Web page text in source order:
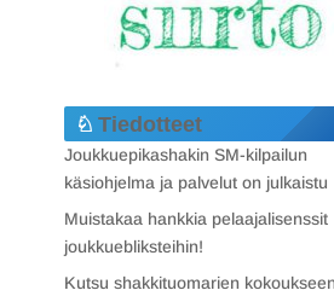
Tiedotteet
Joukkuepikashakin SM-kilpailun
käsiohjelma ja palvelut on julkaistu
Muistakaa hankkia pelaajalisenssit
joukkuebliksteihin!
Kutsu shakkituomarien